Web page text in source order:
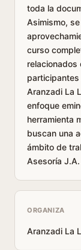
toda la
Asimismo,
curso
relacionados
Aranzadi La
enfoque
herramienta
buscan una
ámbito de
Asesoría
ORGANIZA
Aranzadi La